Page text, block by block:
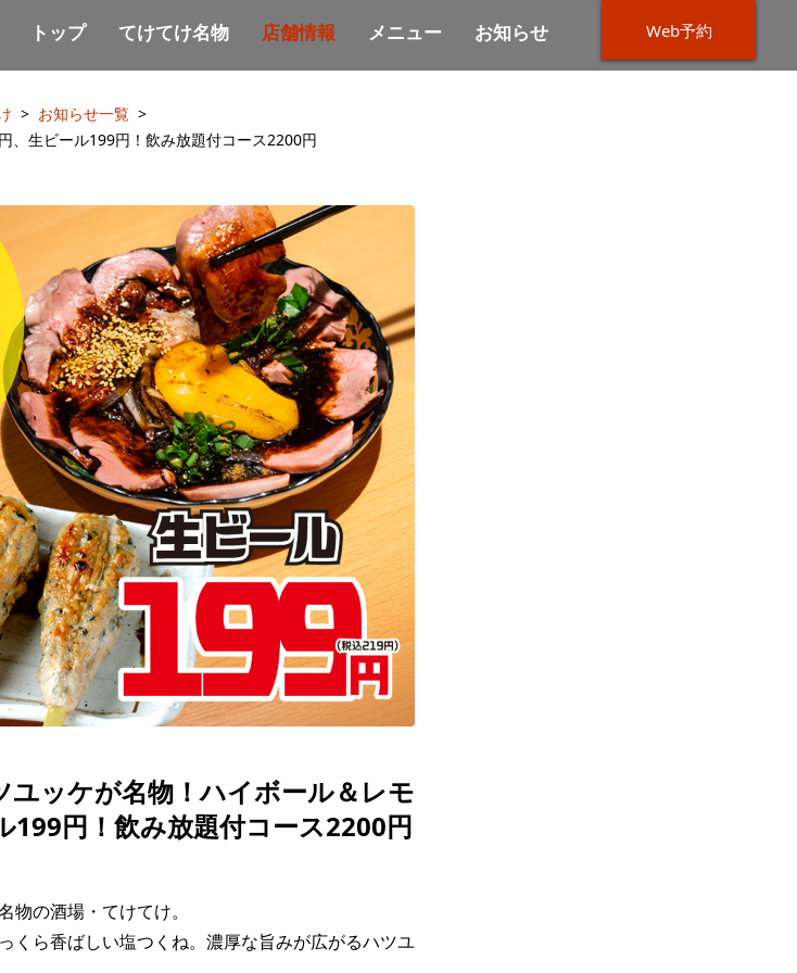
トップ てけてけ名物 店舗情報 メニュー お知らせ Web予約
お知らせ一覧
、生ビール199円！飲み放題付コース2200円
ッケが名物！ハイボール＆レモ
199円！飲み放題付コース2200円
物の酒場・てけてけ。
くら香ばしい塩つくね。濃厚な旨みが広がるハツユ